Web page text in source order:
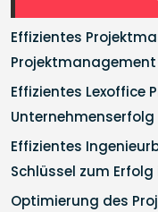
Effizientes
Projektmanagement
Effizientes Lexoffice
Unternehmenserfolg
Effizientes
Schlüssel zum
Optimierung des